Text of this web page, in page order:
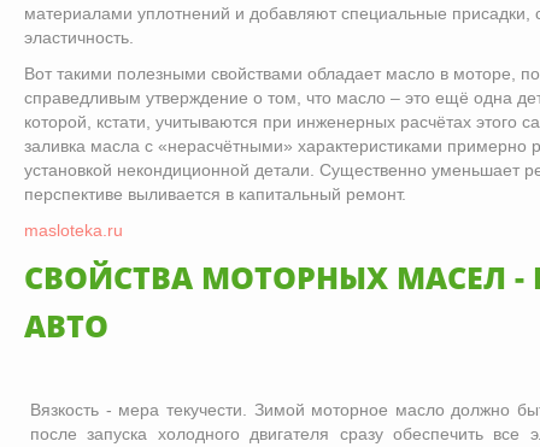
материалами уплотнений и добавляют специальные
эластичность.
Вот такими полезными свойствами обладает масло в моторе,
справедливым утверждение о том, что масло – это ещё одна
которой, кстати, учитываются при инженерных расчётах этого
заливка масла с «нерасчётными» характеристиками примерно
установкой некондиционной детали. Существенно уменьшает
перспективе выливается в капитальный ремонт.
masloteka.ru
СВОЙСТВА МОТОРНЫХ МАСЕЛ -
АВТО
Вязкость - мера текучести. Зимой моторное масло должно
после запуска холодного двигателя сразу обеспечить все